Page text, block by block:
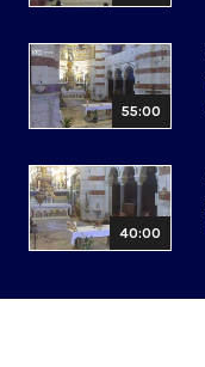
55:00
40:00